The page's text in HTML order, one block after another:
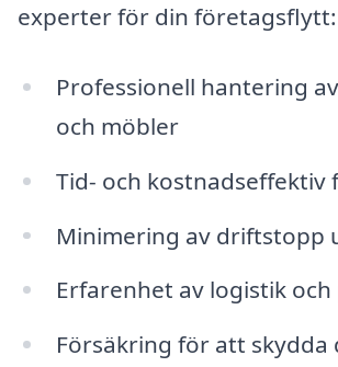
experter för din företagsflytt:
Professionell hantering
och möbler
Tid- och
Minimering av driftstopp
Erfarenhet av logistik
Försäkring för att skydda